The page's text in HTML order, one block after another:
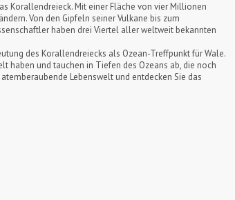
Korallendreieck. Mit einer Fläche von vier Millionen
Von den Gipfeln seiner Vulkane bis zum
haben drei Viertel aller weltweit bekannten
des Korallendreiecks als Ozean-Treffpunkt für Wale.
haben und tauchen in Tiefen des Ozeans ab, die noch
Lebenswelt und entdecken Sie das